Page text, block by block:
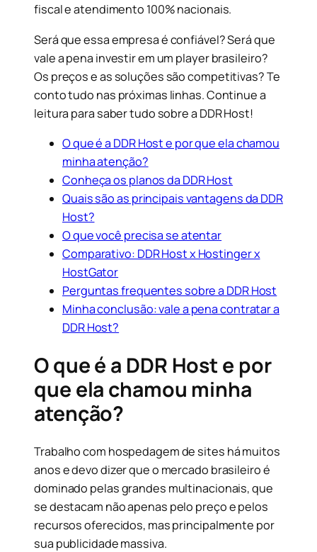
fiscal e atendimento 100% nacionais.
Será que essa empresa é confiável? Será que
vale a pena investir em um player brasileiro?
Os preços e as soluções são competitivas? Te
conto tudo nas próximas linhas. Continue a
leitura para saber tudo sobre a DDR Host!
O que é a DDR Host e por que ela chamou
minha atenção?
Conheça os planos da DDR Host
Quais são as principais vantagens da DDR
Host?
O que você precisa se atentar
Comparativo: DDR Host x Hostinger x
HostGator
Perguntas frequentes sobre a DDR Host
Minha conclusão: vale a pena contratar a
DDR Host?
O que é a DDR Host e por
que ela chamou minha
atenção?
Trabalho com hospedagem de sites há muitos
anos e devo dizer que o mercado brasileiro é
dominado pelas grandes multinacionais, que
se destacam não apenas pelo preço e pelos
recursos oferecidos, mas principalmente por
sua publicidade massiva.